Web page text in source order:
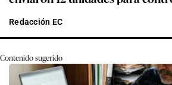
Redacción EC
Contenido sugerido